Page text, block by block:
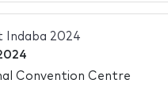
Indaba 2024
Convention Centre